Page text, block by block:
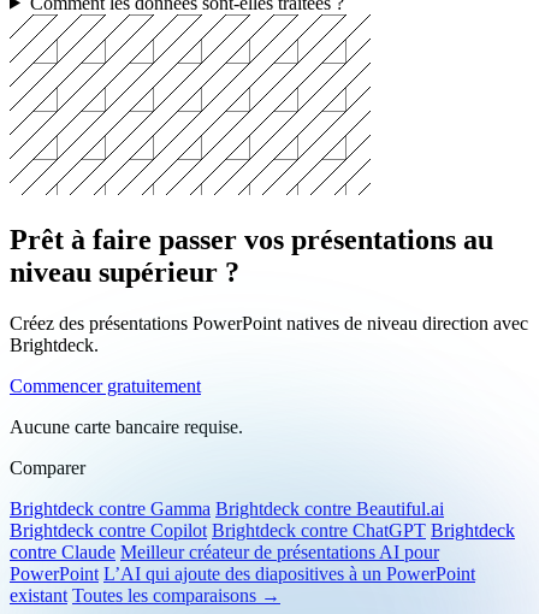
En quoi est-ce différent de Microsoft Copilot pour PowerPoint ?
Peut-on utiliser Brightdeck gratuitement ?
Comment les données sont-elles traitées ?
Prêt à faire passer vos présentations au
niveau supérieur ?
Brightdeck.
Commencer gratuitement
Aucune carte bancaire requise.
Comparer
Brightdeck contre Gamma Brightdeck contre Beautiful.ai
Brightdeck contre Copilot Brightdeck contre ChatGPT Brightdeck
contre Claude Meilleur créateur de présentations AI pour